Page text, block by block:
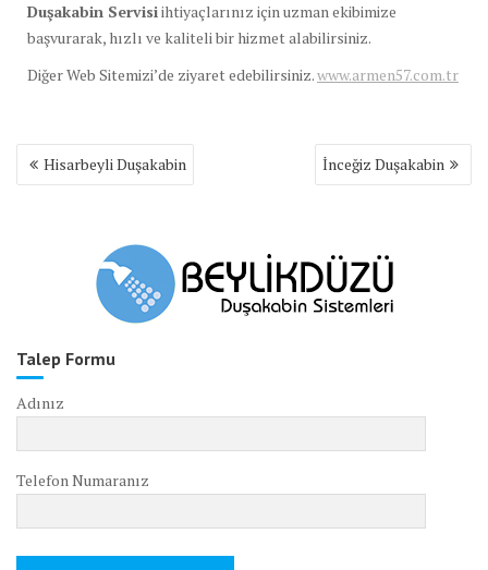
Duşakabin Servisiihtiyaçlarınız için uzman ekibimize
başvurarak, hızlı ve kaliteli bir hizmet alabilirsiniz.
Diğer Web Sitemizi’de ziyaret edebilirsiniz.www.armen57.com.tr
Yazı
gezinmesi
Hisarbeyli Duşakabin İnceğiz Duşakabin
Talep Formu
Adınız
Telefon Numaranız